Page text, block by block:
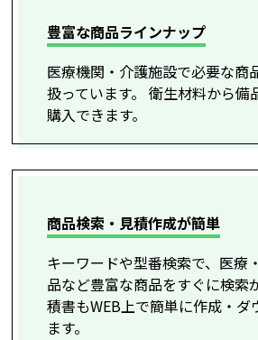
豊富な商品ラインナップ
医療機関・介護施設で必要な商
扱っています。 衛生材料から備
購入できます。
商品検索・見積作成が簡単
キーワードや型番検索で、医療
品など豊富な商品をすぐに検索
積書もWEB上で簡単に作成・ダ
ます。